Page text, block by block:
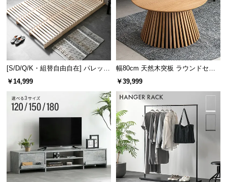
オフシーズンはテーブルとして
インテリア性の高いデザインなので、春夏はセンタ
ーテーブルとしてオールシーズン使えます。
[S/D/Q/K・組替自由自在] パレット
ベッド 8/12/16枚セット
￥14,999
幅80cm 天然木突板 ラウンドセン
ターテーブル 美しい格子デザイン
￥39,999